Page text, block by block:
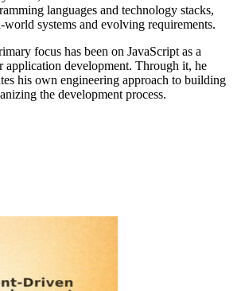
languages and technology stacks,
systems and evolving requirements.
focus has been on JavaScript as a
application development. Through it, he
his own engineering approach to building
the development process.